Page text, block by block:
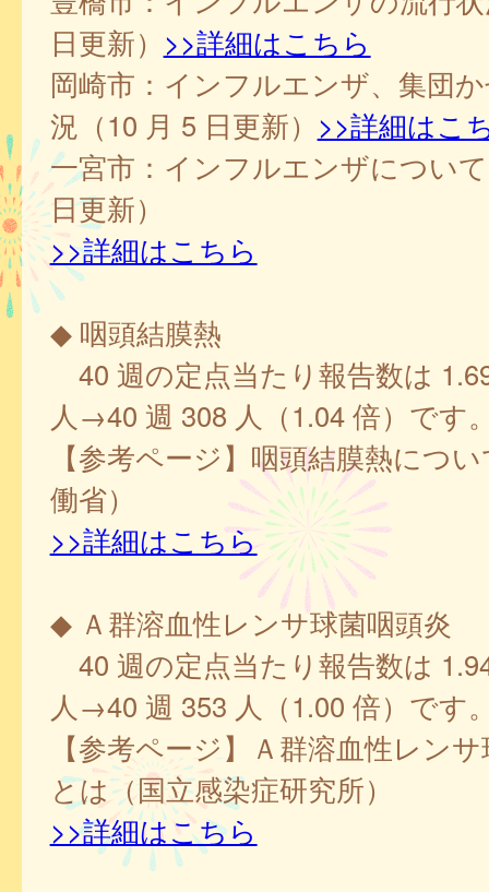
日更新） >>詳細はこちら
岡崎市：インフルエンザ、集団
況（10 月 5 日更新） >>詳細はこ
一宮市：インフルエンザについ
日更新）
>>詳細はこちら
◆ 咽頭結膜熱
40 週の定点当たり報告数は
人→40 週 308 人（1.04 倍）です
【参考ページ】咽頭結膜熱につ
働省）
>>詳細はこちら
◆ Ａ群溶血性レンサ球菌咽頭炎
40 週の定点当たり報告数は
人→40 週 353 人（1.00 倍）です
【参考ページ】Ａ群溶血性レン
とは（国立感染症研究所）
>>詳細はこちら